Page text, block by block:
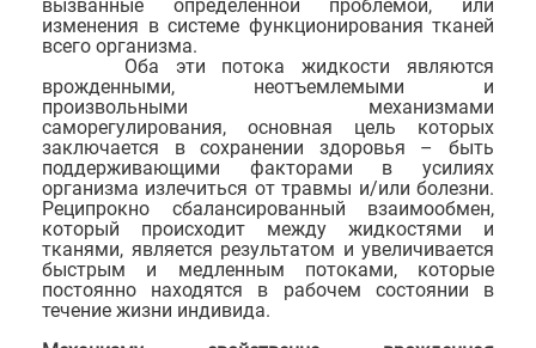
вызванные определенной проблемой, или
изменения в системе функционирования тканей
всего организма.
Оба эти потока жидкости являются
врожденными, неотъемлемыми и
произвольными механизмами
саморегулирования, основная цель которых
заключается в сохранении здоровья – быть
поддерживающими факторами в усилиях
организма излечиться от травмы и/или болезни.
Реципрокно сбалансированный взаимообмен,
который происходит между жидкостями и
тканями, является результатом и увеличивается
быстрым и медленным потоками, которые
постоянно находятся в рабочем состоянии в
течение жизни индивида.